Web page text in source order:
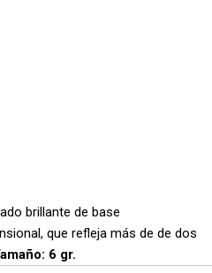
brillante de base
que refleja más de de dos
6 gr.